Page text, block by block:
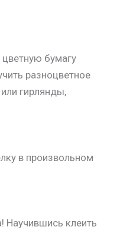
бумагу
разноцветное
гирлянды,
в произвольном
Научившись клеить